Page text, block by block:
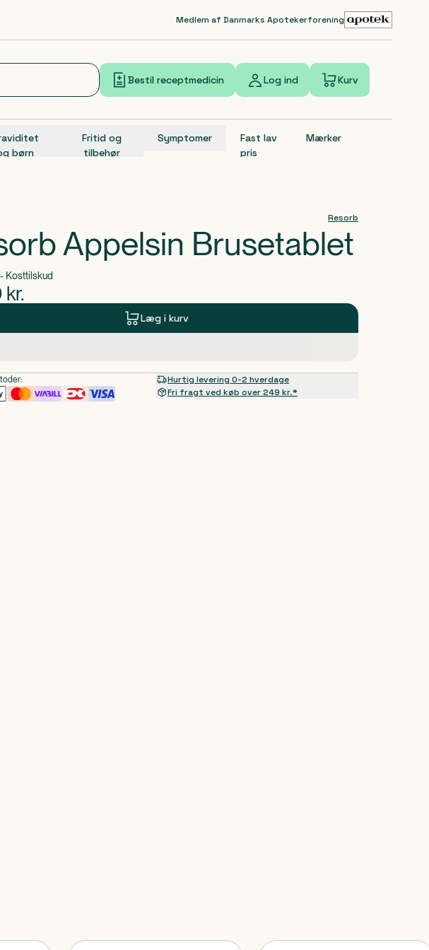
Medlem af Danmarks Apotekerforening
Bestil receptmedicin Log ind Kurv
børn
Fritid og
tilbehør
Symptomer
Fast lav
pris
Mærker
Resorb
Appelsin Brusetablet
Kosttilskud
kr.
Læg i kurv
Hurtig levering 0-2 hverdage
Fri fragt ved køb over 249 kr.*